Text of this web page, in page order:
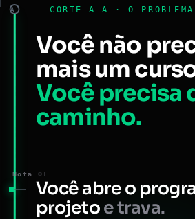
A CORTE A–A · O PROBLEMA
Você não
mais um
Você precisa
caminho.
Nota 01
Você abre o
projetoe trava.